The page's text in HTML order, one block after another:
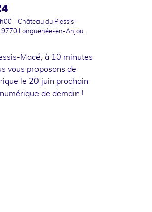
- Château du Plessis-
Longuenée-en-Anjou,
Macé, à 10 minutes
vous proposons de
le 20 juin prochain
de demain !